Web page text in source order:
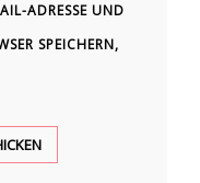
ADRESSE UND
SPEICHERN,